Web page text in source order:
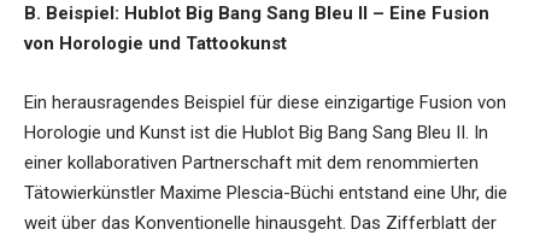
B. Beispiel: Hublot Big Bang Sang Bleu II – Eine Fusion
von Horologie und Tattookunst
Ein herausragendes Beispiel für diese einzigartige Fusion von
Horologie und Kunst ist die Hublot Big Bang Sang Bleu II. In
einer kollaborativen Partnerschaft mit dem renommierten
Tätowierkünstler Maxime Plescia-Büchi entstand eine Uhr, die
weit über das Konventionelle hinausgeht. Das Zifferblatt der